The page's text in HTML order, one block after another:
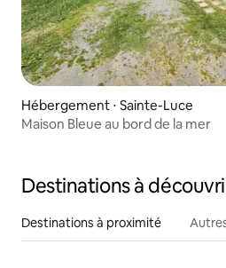
Hébergement ⋅ Sainte-Luce
Maison Bleue au bord de la mer
Destinations à
Destinations à proximité